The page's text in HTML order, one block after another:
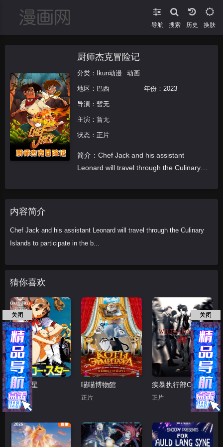
导航 搜索 换肤
厨师杰克冒险记
分类： Ikun动漫 动画
地区： 巴西 年份： 2023
导演： 暂无
主演： 暂无
状态：正片
简介：Chef Jack and his assistant
Leonard will travel through the Culinary
内容简介
Chef Jack and his assistant Leonard will travel through the Culinary
Islands to participate in the b...
猜你喜欢
黄色之星
正片
喵喵博物館
正片
疾暴执行部OVA：禅
正片
关闭 关闭